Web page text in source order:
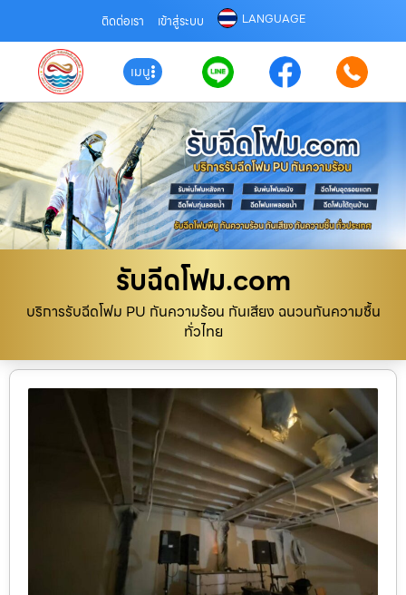
ติดต่อเรา เข้าสู่ระบบ LANGUAGE
เมนู
รับฉีดโฟม.com
บริการรับฉีดโฟม PU กันความร้อน กันเสียง ฉนวนกันความชื้น
ทั่วไทย